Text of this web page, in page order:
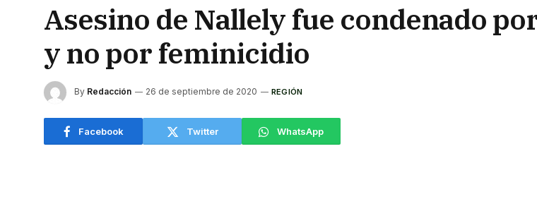
Asesino de Nallely fue condenado
y no por feminicidio
By Redacción 26 de septiembre de 2020 REGIÓN
Facebook Twitter WhatsApp